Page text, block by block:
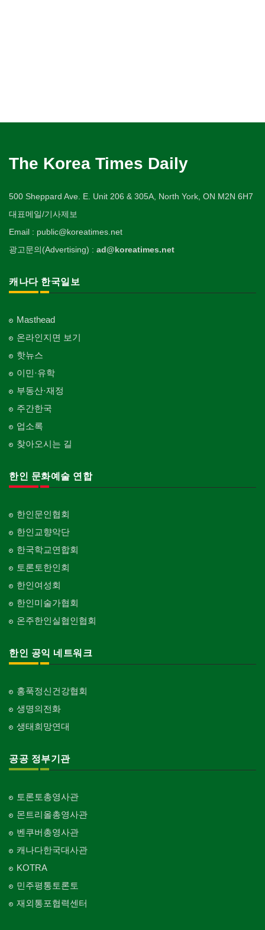
The Korea Times Daily
500 Sheppard Ave. E. Unit 206 & 305A, North York, ON M2N 6H7
대표메일/기사제보
Email : public@koreatimes.net
광고문의(Advertising) : ad@koreatimes.net
캐나다 한국일보
Masthead
온라인지면 보기
핫뉴스
이민·유학
부동산·재정
주간한국
업소록
찾아오시는 길
한인 문화예술 연합
한인문인협회
한인교향악단
한국학교연합회
토론토한인회
한인여성회
한인미술가협회
온주한인실협인협회
한인 공익 네트워크
홍푹정신건강협회
생명의전화
생태희망연대
공공 정부기관
토론토총영사관
몬트리올총영사관
벤쿠버총영사관
캐나다한국대사관
KOTRA
민주평통토론토
재외통포협력센터